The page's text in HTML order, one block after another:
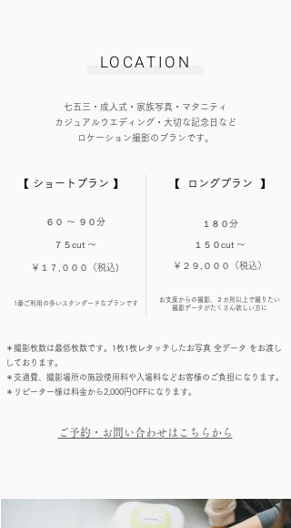
​LOCATION
七五三・成人式・家族写真・マタニティ
カジュアルウエディング・大切な記念日など
ロケーション撮影のプランです​。
【 ショートプラン 】 【 ロングプラン 】
６０ 〜 ９０分
７５cut 〜
￥１７,０００（税込)
１８０分
１５０cut 〜
￥２９,０００（税込）
​1番ご利用の多いスタンダードなプランです
​お支度からの撮影、２カ所以上で撮りたい​​
撮影データがたくさん欲しい方に
​＊撮影枚数は最低枚数です。1枚1枚レタッチしたお写真 全データ をお渡し
しております。
​＊交通費、撮影場所の施設使用料や入場料などお客様のご負担になります。
​＊リピーター様は料金から2,000円OFFになります。
​ご予約・お問い合わせはこちらから